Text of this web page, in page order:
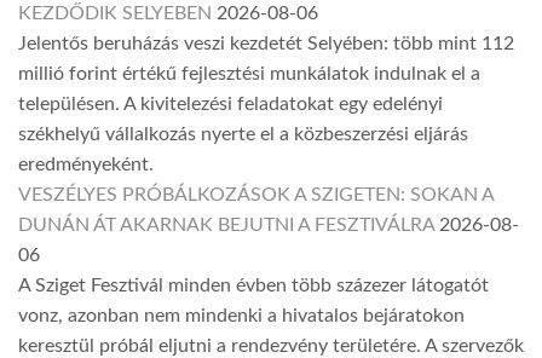
KEZDŐDIK SELYEBEN 2026-08-06
Jelentős beruházás veszi kezdetét Selyében: több mint 112
millió forint értékű fejlesztési munkálatok indulnak el a
településen. A kivitelezési feladatokat egy edelényi
székhelyű vállalkozás nyerte el a közbeszerzési eljárás
eredményeként.
VESZÉLYES PRÓBÁLKOZÁSOK A SZIGETEN: SOKAN A
DUNÁN ÁT AKARNAK BEJUTNI A FESZTIVÁLRA 2026-08-
06
A Sziget Fesztivál minden évben több százezer látogatót
vonz, azonban nem mindenki a hivatalos bejáratokon
keresztül próbál eljutni a rendezvény területére. A szervezők